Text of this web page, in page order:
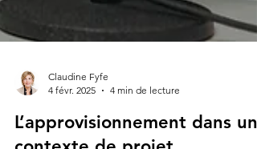
Claudine Fyfe
4 févr. 2025
4 min de lecture